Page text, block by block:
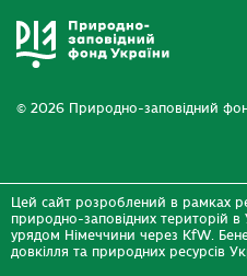
© 2026 Природно-заповідний
Цей сайт розроблений в рамках
природно-заповідних територій в
урядом Німеччини через KfW.
довкілля та природних ресурсів